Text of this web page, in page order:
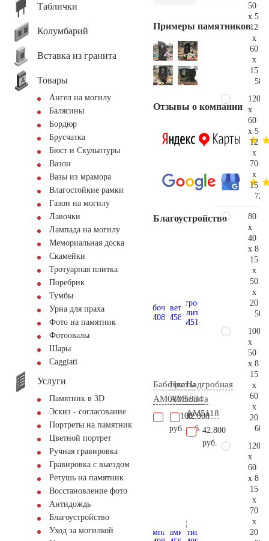
Таблички
Колумбарий
Вставка из гранита
Товары
Ангел на могилу
Балясины
Бордюр
Брусчатка
Бюст и Скульптуры
Вазон
Вазы из мрамора
Влагостойкие рамки
Газон на могилу
Лавочки
Лампада на могилу
Мемориальная доска
Скамейки
Тротуарная плитка
Поребрик
Тумбы
Урна для праха
Фото на памятник
Фотоовалы
Шары
Сaggiati
Услуги
Памятник в 3D
Эскиз - согласование
Портреты на памятник
Цветной портрет
Ручная гравировка
Гравировка с выездом
Ретушь на памятник
Восстановление фото
Антидождь
Благоустройство
Уход за могилкой
Примеры памятников
Отзывы о компании
Благоустройство
Бабочка
AM0803
18.100
руб.
Цветы
AM5834
12.000
руб.
Надгробная
плита
AM5118
42.800
руб.
50
x 5
12
x
60
x
15
120
x
60
x 5
12
x
70
x
15
80
x
40
x 8
15
x
50
x
20
100
x
50
x 8
15
x
60
x
20
120
x
60
x 8
15
x
70
x
20